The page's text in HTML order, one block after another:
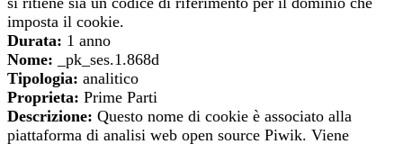
imposta il cookie.
Durata: 1 anno
Nome: _pk_ses.1.868d
Tipologia: analitico
Proprieta: Prime Parti
Descrizione: Questo nome di cookie è associato alla
piattaforma di analisi web open source Piwik. Viene